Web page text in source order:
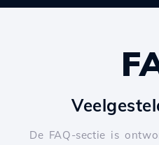
De FAQ-sectie is